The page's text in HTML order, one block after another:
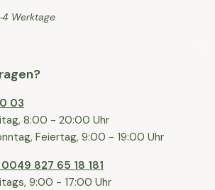
Werktage
03
8:00 - 20:00 Uhr
Feiertag, 9:00 - 19:00 Uhr
827 65 18 181
9:00 - 17:00 Uhr